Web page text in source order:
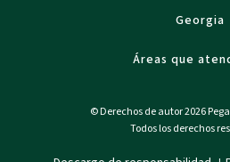
Georgia
Áreas que
© Derechos de autor 2026
Todos los derechos